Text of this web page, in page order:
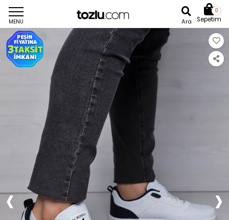
MENU Ara
0
Sepetim